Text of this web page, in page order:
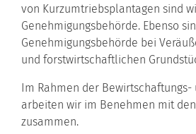
von Kurzumtriebsplantagen sind
Genehmigungsbehörde. Ebenso
Genehmigungsbehörde bei
und forstwirtschaftlichen
Im Rahmen der
arbeiten wir im Benehmen mit
zusammen.